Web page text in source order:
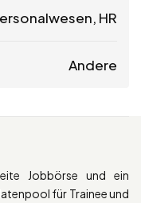
HR
Andere
Jobbörse und ein
für Trainee und